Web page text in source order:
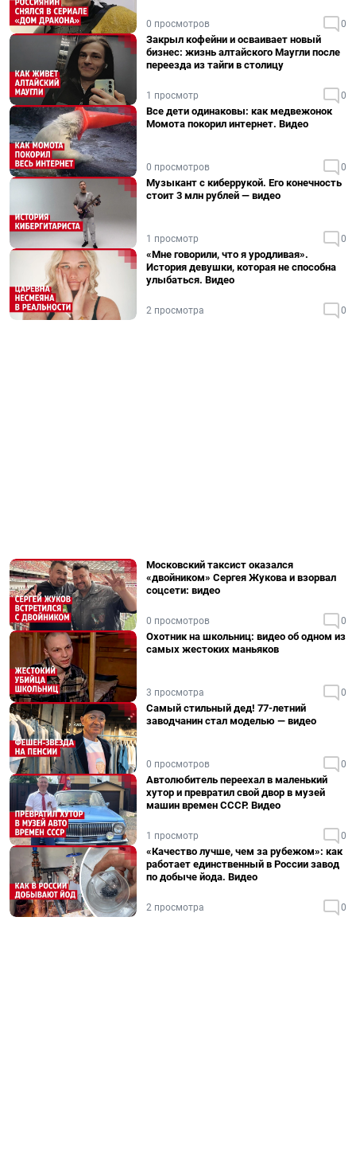
0 просмотров 0
Закрыл кофейни и осваивает новый
бизнес: жизнь алтайского Маугли после
переезда из тайги в столицу
1 просмотр 0
Все дети одинаковы: как медвежонок
Момота покорил интернет. Видео
0 просмотров 0
Музыкант с киберрукой. Его конечность
стоит 3 млн рублей — видео
1 просмотр 0
«Мне говорили, что я уродливая».
История девушки, которая не способна
улыбаться. Видео
2 просмотра 0
Московский таксист оказался
«двойником» Сергея Жукова и взорвал
соцсети: видео
0 просмотров 0
Охотник на школьниц: видео об одном из
самых жестоких маньяков
3 просмотра 0
Самый стильный дед! 77-летний
заводчанин стал моделью — видео
0 просмотров 0
Автолюбитель переехал в маленький
хутор и превратил свой двор в музей
машин времен СССР. Видео
1 просмотр 0
«Качество лучше, чем за рубежом»: как
работает единственный в России завод
по добыче йода. Видео
2 просмотра 0